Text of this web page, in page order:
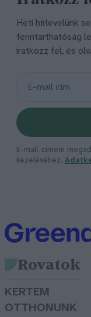
Heti hírlevelünk
fenntarthatóság
iratkozz fel, és
E-mail-címem
kezeléséhez.
Rovatok
KERTEM
OTTHONUNK